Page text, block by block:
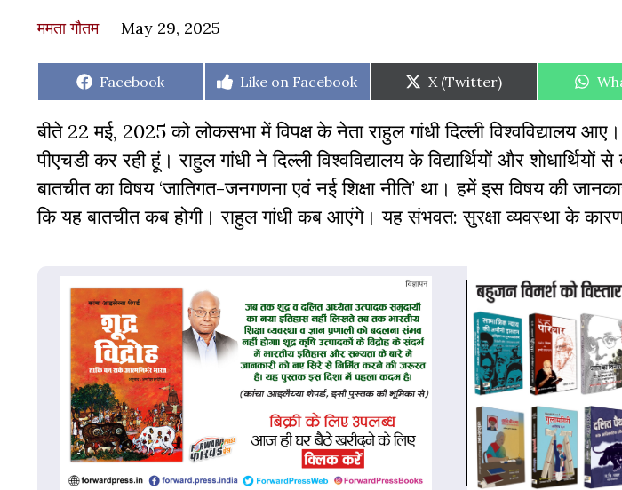
ममता गौतम May 29, 2025
Share
Facebook
Share
Like on Facebook
Share
on
X (Twitter)
बीते 22 मई, 2025 को लोकसभा में विपक्ष के नेता राहुल गांधी दिल्ली विश्वविद्यालय आए।
पीएचडी कर रही हूं। राहुल गांधी ने दिल्ली विश्वविद्यालय के विद्यार्थियों और
बातचीत का विषय ‘जातिगत-जनगणना एवं नई शिक्षा नीति’ था। हमें इस विषय की
कि यह बातचीत कब होगी। राहुल गांधी कब आएंगे। यह संभवत: सुरक्षा व्यवस्था के